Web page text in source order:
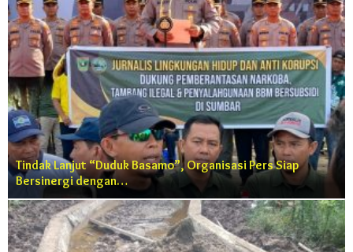
Tindak Lanjut “Duduk Basamo”, Organisasi Pers Siap
Bersinergi dengan…